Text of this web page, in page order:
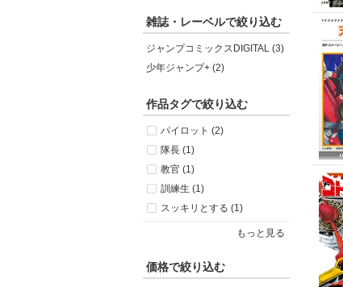
雑誌・レーベルで絞り込む
ジャンプコミックスDIGITAL (3)
少年ジャンプ+ (2)
作品タグで絞り込む
パイロット (2)
隊長 (1)
教官 (1)
訓練生 (1)
スッキリとする (1)
もっと見る
価格で絞り込む